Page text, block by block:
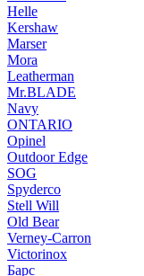
Helle
Kershaw
Marser
Mora
Leatherman
Mr.BLADE
Navy
ONTARIO
Opinel
Outdoor Edge
SOG
Spyderco
Stell Will
Old Bear
Verney-Carron
Victorinox
Барс